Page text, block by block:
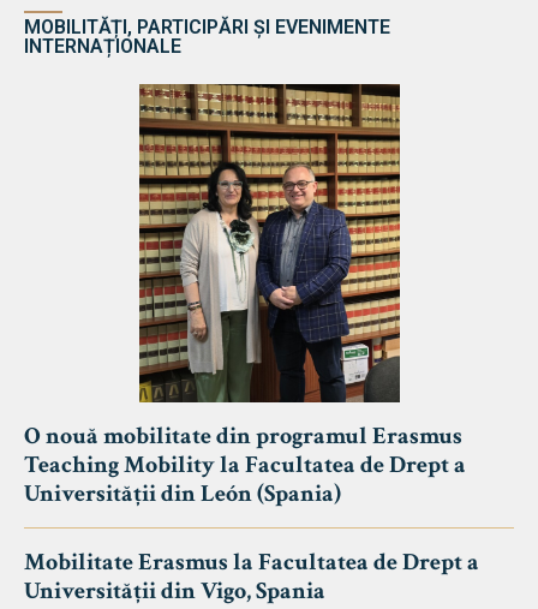
MOBILITĂȚI, PARTICIPĂRI ȘI EVENIMENTE
INTERNAȚIONALE
O nouă mobilitate din programul Erasmus
Teaching Mobility la Facultatea de Drept a
Universității din León (Spania)
Mobilitate Erasmus la Facultatea de Drept a
Universității din Vigo, Spania